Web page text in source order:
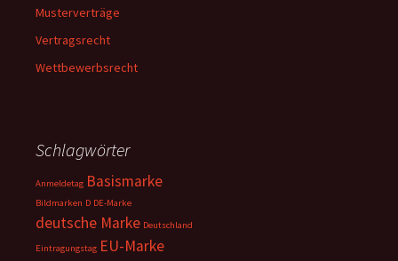
Musterverträge
Vertragsrecht
Wettbewerbsrecht
Schlagwörter
Anmeldetag Basismarke
Bildmarken D DE-Marke
deutsche Marke Deutschland
Eintragungstag EU-Marke